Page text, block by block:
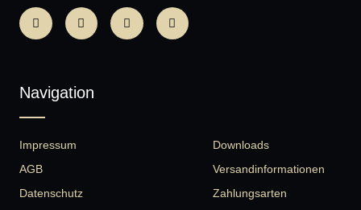
Navigation
Impressum
AGB
Datenschutz
Downloads
Versandinformationen
Zahlungsarten